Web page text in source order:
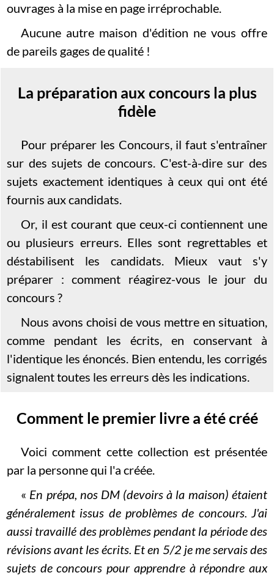
ouvrages à la mise en page irréprochable.
Aucune autre maison d'édition ne vous offre
de pareils gages de qualité !
La préparation aux concours la plus
fidèle
Pour préparer les Concours, il faut s'entraîner
sur des sujets de concours. C'est-à-dire sur des
sujets exactement identiques à ceux qui ont été
fournis aux candidats.
Or, il est courant que ceux-ci contiennent une
ou plusieurs erreurs. Elles sont regrettables et
déstabilisent les candidats. Mieux vaut s'y
préparer : comment réagirez-vous le jour du
concours ?
Nous avons choisi de vous mettre en situation,
comme pendant les écrits, en conservant à
l'identique les énoncés. Bien entendu, les corrigés
signalent toutes les erreurs dès les indications.
Comment le premier livre a été créé
Voici comment cette collection est présentée
par la personne qui l'a créée.
« En prépa, nos DM (devoirs à la maison) étaient
généralement issus de problèmes de concours. J'ai
aussi travaillé des problèmes pendant la période des
révisions avant les écrits. Et en 5/2 je me servais des
sujets de concours pour apprendre à répondre aux